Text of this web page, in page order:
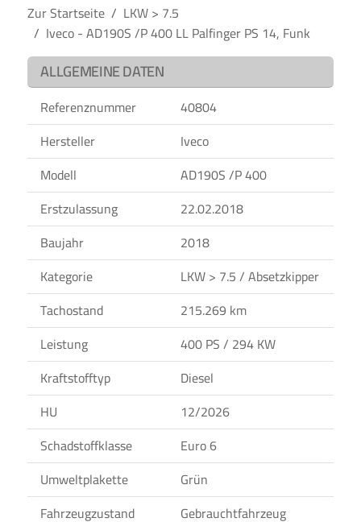
Zur Startseite
LKW > 7.5
Iveco - AD190S /P 400 LL Palfinger PS 14, Funk
ALLGEMEINE DATEN
Referenznummer
40804
Hersteller
Iveco
Modell
AD190S /P 400
Erstzulassung
22.02.2018
Baujahr
2018
Kategorie
LKW > 7.5 / Absetzkipper
Tachostand
215.269 km
Leistung
400 PS / 294 KW
Kraftstofftyp
Diesel
HU
12/2026
Schadstoffklasse
Euro 6
Umweltplakette
Grün
Fahrzeugzustand
Gebrauchtfahrzeug